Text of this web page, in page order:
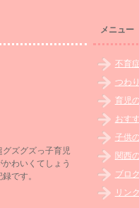
ズグズっ子育児
わいくてしょう
です。
メニュー
不育症
つわり
育児
おす
子供
関西
ブロ
リン